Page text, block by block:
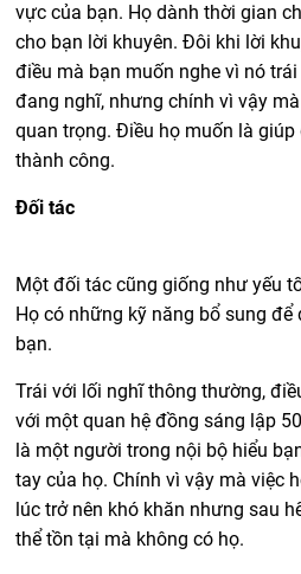
vực của bạn. Họ dành thời gian
cho bạn lời khuyên. Đôi khi lời
điều mà bạn muốn nghe vì nó
đang nghĩ, nhưng chính vì vậy
quan trọng. Điều họ muốn là
thành công.
Đối tác
Một đối tác cũng giống như yếu
Họ có những kỹ năng bổ sung để
bạn.
Trái với lối nghĩ thông thường,
với một quan hệ đồng sáng lập
là một người trong nội bộ hiểu
tay của họ. Chính vì vậy mà việc
lúc trở nên khó khăn nhưng sau
thể tồn tại mà không có họ.